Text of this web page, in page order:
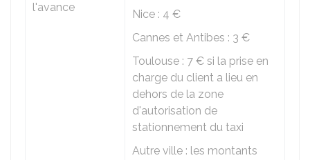
l'avance
Nice : 4 €
Cannes et Antibes : 3 €
Toulouse : 7 € si la prise en
charge du client a lieu en
dehors de la zone
d'autorisation de
stationnement du taxi
Autre ville : les montants